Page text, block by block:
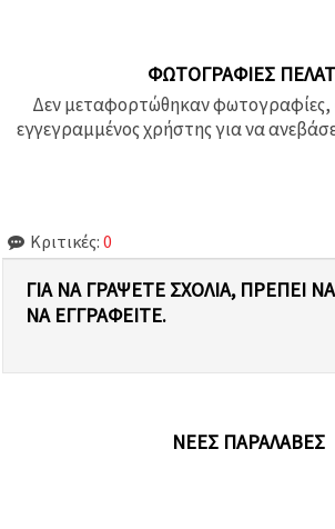
ΦΩΤΟΓΡΑΦΊΕΣ
Δεν μεταφορτώθηκαν φωτογραφίες,
εγγεγραμμένος χρήστης για να
Κριτικές: 0
ΓΙΑ ΝΑ ΓΡΆΨΕΤΕ ΣΧΌΛΙΑ, ΠΡΈΠΕΙ
Α ΕΓΓΡΑΦΕΊΤΕ.
ΝΈΕΣ ΠΑΡΑΛΑΒΈΣ